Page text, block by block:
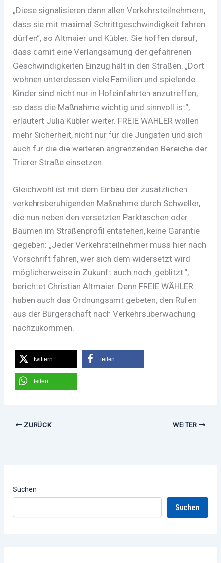
„Diese signalisieren dann allen Verkehrsteilnehmern,
dass sie mit maximal Schrittgeschwindigkeit fahren
dürfen“, so Altmaier und Kübler. Sie hoffen darauf,
dass damit eine Verlangsamung der gefahrenen
Geschwindigkeiten Einzug hält in den Straßen. „Dort
wohnen unterdessen viele Familien und spielende
Kinder sind nicht nur in Hofeinfahrten anzutreffen,
so dass die Maßnahme wichtig und sinnvoll ist“,
erläutert Julia Kübler weiter. FREIE WÄHLER wollen
mehr Sicherheit, nicht nur für die Jüngsten und sich
auch für die die weiteren angrenzenden Bereiche der
Trierer Straße einsetzen.
Gleichwohl ist mit dem Einbau der zusätzlichen
verkehrsberuhigenden Maßnahme durch Schweller,
die nun neben den versetzten Parktaschen oder
Bäumen im Straßenprofil entstehen, keine Garantie
gegeben: „Jeder Verkehrsteilnehmer muss hier nach
Vorschrift fahren, wer sich dem widersetzt wird
möglicherweise in Zukunft auch noch ‚geblitzt‘“,
berichtet Christian Altmaier. Denn FREIE WÄHLER
haben auch das Ordnungsamt gebeten, den Rufen
aus der Bürgerschaft nach Verkehrsüberwachung
nachzukommen.
twittern teilen
teilen
ZURÜCK WEITER
Suchen
Suchen